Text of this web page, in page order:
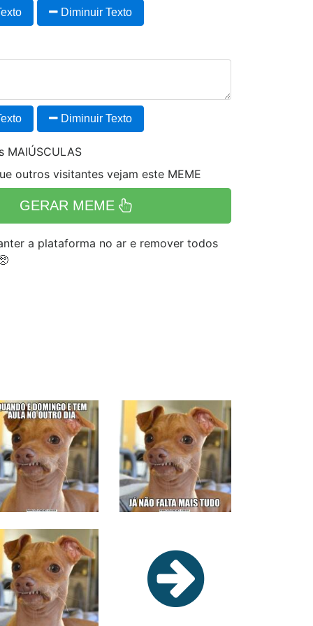
Diminuir Texto
Diminuir Texto
MAIÚSCULAS
outros visitantes vejam este MEME
GERAR MEME
a plataforma no ar e remover todos